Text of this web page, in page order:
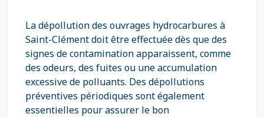
La dépollution des ouvrages hydrocarbures à
Saint-Clément doit être effectuée dès que des
signes de contamination apparaissent, comme
des odeurs, des fuites ou une accumulation
excessive de polluants. Des dépollutions
préventives périodiques sont également
essentielles pour assurer le bon